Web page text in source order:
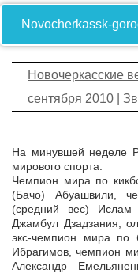
Novocherkassk-
Новочеркасские
сентября 2010 |
На минувшей неделе
мирового спорта.
Чемпион мира по
(Бачо) Абуашвили,
(средний вес)
Джамбул Дзадзания,
экс-чемпион мира по
Ибрагимов, чемпион
Александр